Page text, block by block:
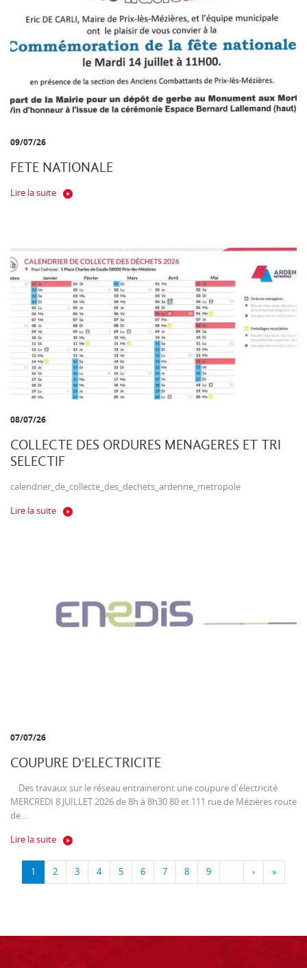
09/07/26
FETE NATIONALE
Lire la suite
08/07/26
COLLECTE DES ORDURES MENAGERES ET TRI
SELECTIF
calendrier_de_collecte_des_dechets_ardenne_metropole
Lire la suite
07/07/26
COUPURE D'ELECTRICITE
Des travaux sur le réseau entraineront une coupure d'électricité
MERCREDI 8 JUILLET 2026 de 8h à 8h30 80 et 111 rue de Mézières route
de...
Lire la suite
1 2 3 4 5 6 7 8 9 … › »